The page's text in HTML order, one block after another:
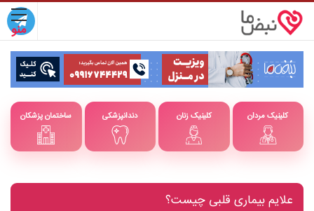
ساختمان پزشکان دندانپزشکی کلینیک زنان کلینیک مردان
علایم بیماری قلبی چیست؟